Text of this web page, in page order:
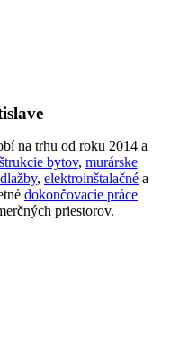
na trhu od roku 2014 a
bytov, murárske
, elektroinštalačné a
dokončovacie práce
priestorov.